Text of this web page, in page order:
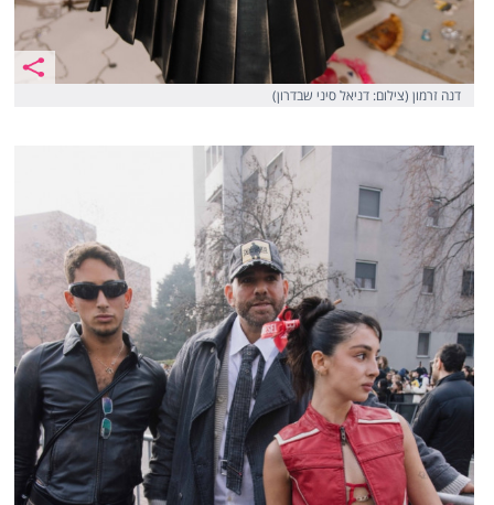
דנה זרמון (צילום: דניאל סיני שבדרון)